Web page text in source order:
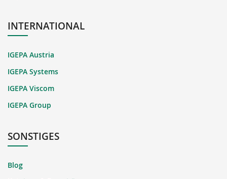
INTERNATIONAL
IGEPA Austria
IGEPA Systems
IGEPA Viscom
IGEPA Group
SONSTIGES
Blog